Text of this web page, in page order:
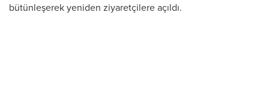
bütünleşerek yeniden ziyaretçilere açıldı.